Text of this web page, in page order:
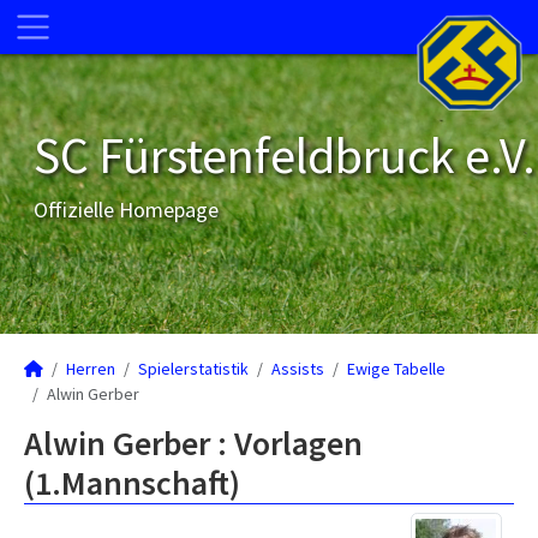
SC Fürstenfeldbruck e.V.
Offizielle Homepage
Herren Spielerstatistik Assists
Ewige Tabelle
Alwin Gerber
Alwin Gerber : Vorlagen
(1.Mannschaft)